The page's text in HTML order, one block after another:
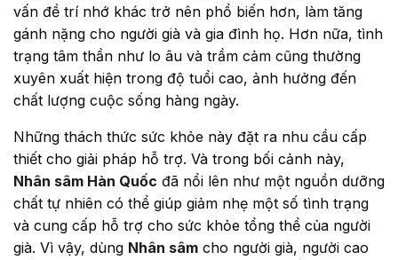
vấn đề trí nhớ khác trở nên phổ biến hơn, làm tăng
gánh nặng cho người già và gia đình họ. Hơn nữa, tình
trạng tâm thần như lo âu và trầm cảm cũng thường
xuyên xuất hiện trong độ tuổi cao, ảnh hưởng đến
chất lượng cuộc sống hàng ngày.
Những thách thức sức khỏe này đặt ra nhu cầu cấp
thiết cho giải pháp hỗ trợ. Và trong bối cảnh này,
Nhân sâm Hàn Quốc đã nổi lên như một nguồn dưỡng
chất tự nhiên có thể giúp giảm nhẹ một số tình trạng
và cung cấp hỗ trợ cho sức khỏe tổng thể của người
già. Vì vậy, dùng Nhân sâm cho người già, người cao